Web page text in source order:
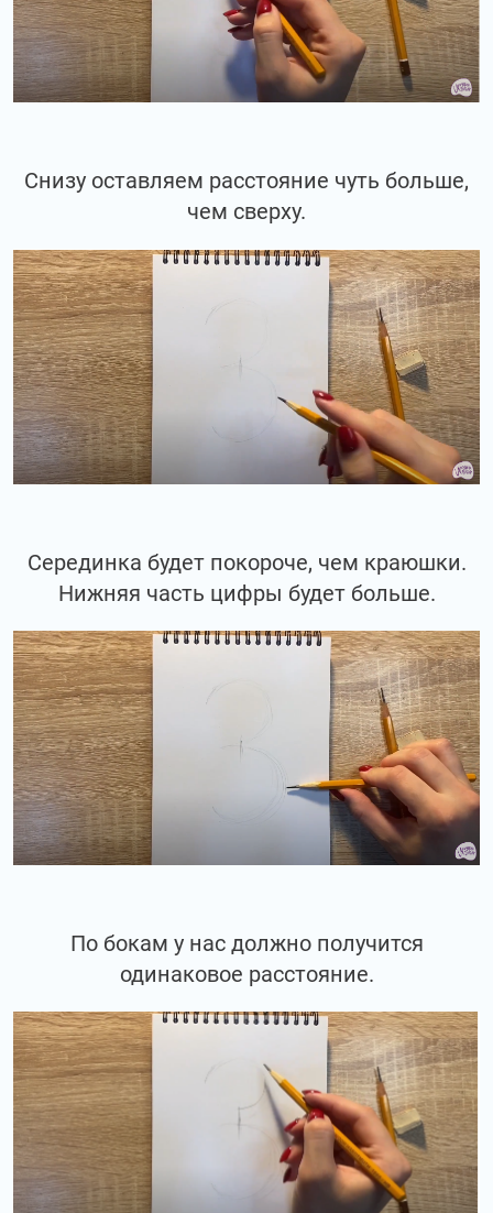
Снизу оставляем расстояние чуть больше,
чем сверху.
Серединка будет покороче, чем краюшки.
Нижняя часть цифры будет больше.
По бокам у нас должно получится
одинаковое расстояние.